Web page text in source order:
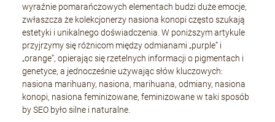
wyraźnie pomarańczowych elementach budzi duże emocje,
zwłaszcza że kolekcjonerzy nasiona konopi często szukają
estetyki i unikalnego doświadczenia. W poniższym artykule
przyjrzymy się różnicom między odmianami „purple” i
„orange”, opierając się rzetelnych informacji o pigmentach i
genetyce, a jednocześnie używając słów kluczowych:
nasiona marihuany, nasiona, marihuana, odmiany, nasiona
konopi, nasiona feminizowane, feminizowane w taki sposób
by SEO było silne i naturalne.